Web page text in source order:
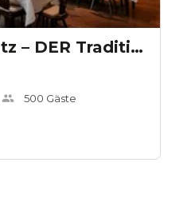
Mayer am Pfarrplatz – DER Traditionsheurige
500 Gäste